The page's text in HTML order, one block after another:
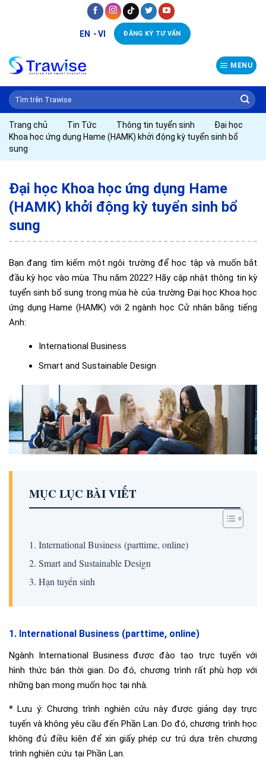
EN VI ĐĂNG KÝ TƯ VẤN
MENU
Trang chủ Tin Tức Thông tin tuyển sinh
Đại học
Khoa học ứng dụng Hame (HAMK) khởi động kỳ tuyển sinh bổ
sung
Đại học Khoa học ứng dụng Hame
(HAMK) khởi động kỳ tuyển sinh bổ
sung
Bạn đang tìm kiếm một ngôi trường để học tập và muốn bắt
đầu kỳ học vào mùa Thu năm 2022? Hãy cập nhật thông tin kỳ
tuyển sinh bổ sung trong mùa hè của trường Đại học Khoa học
ứng dụng Hame (HAMK) với 2 ngành học Cử nhân bằng tiếng
Anh:
International Business
Smart and Sustainable Design
MỤC LỤC BÀI VIẾT
1. International Business (parttime, online)
2. Smart and Sustainable Design
3. Hạn tuyển sinh
1. International Business (parttime, online)
Ngành International Business được đào tạo trực tuyến với
hình thức bán thời gian. Do đó, chương trình rất phù hợp với
những bạn mong muốn học tại nhà.
* Lưu ý: Chương trình nghiên cứu này được giảng dạy trực
tuyến và không yêu cầu đến Phần Lan. Do đó, chương trình học
không đủ điều kiện để xin giấy phép cư trú dựa trên chương
trình nghiên cứu tại Phần Lan.